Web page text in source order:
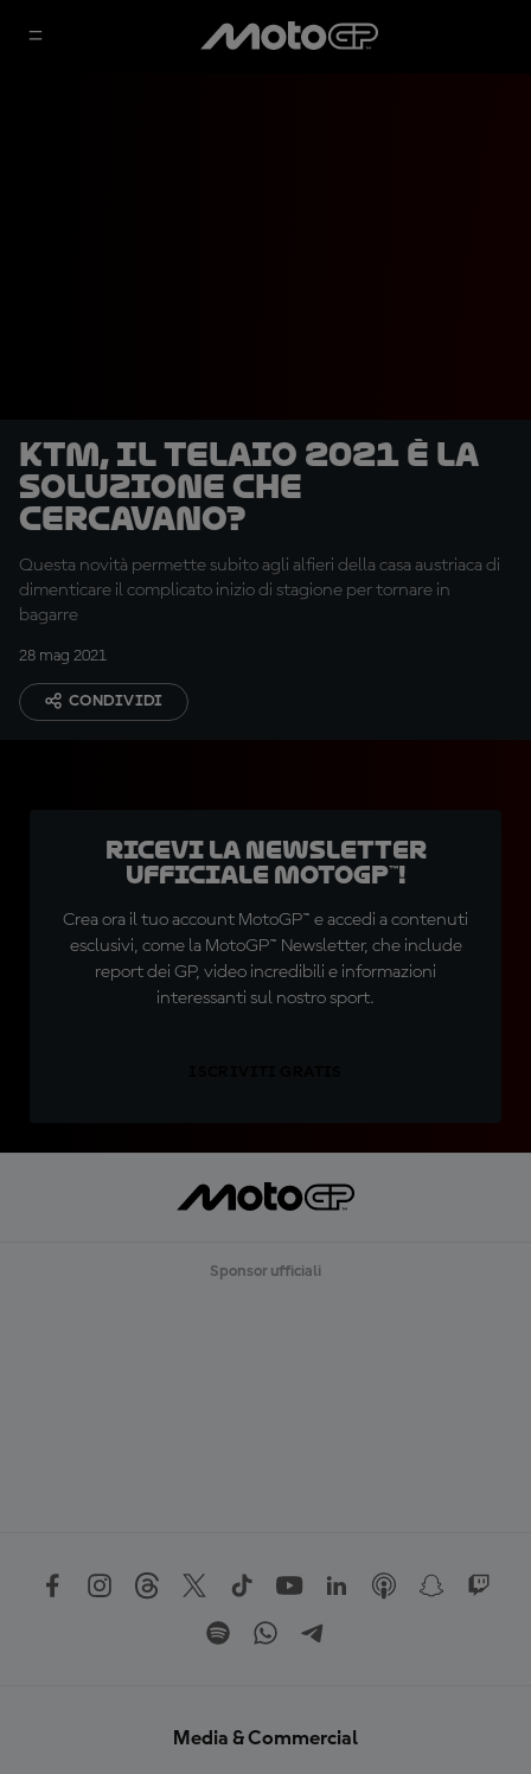
KTM, il telaio 2021 è la
soluzione che
cercavano?
Questa novità permette subito agli alfieri della casa austriaca di
dimenticare il complicato inizio di stagione per tornare in
bagarre
28 mag 2021
CONDIVIDI
Ricevi la newsletter
ufficiale MotoGP™!
Crea ora il tuo account MotoGP™ e accedi a contenuti
esclusivi, come la MotoGP™ Newsletter, che include
report dei GP, video incredibili e informazioni
interessanti sul nostro sport.
Sponsor ufficiali
Media & Commercial